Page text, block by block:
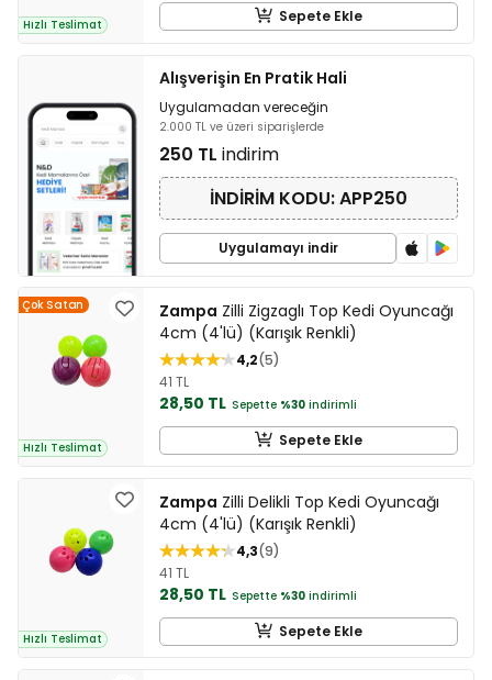
Hızlı Teslimat Sepete Ekle
Alışverişin En Pratik Hali
Uygulamadan vereceğin
2.000 TL ve üzeri siparişlerde
250 TL indirim
İNDİRİM KODU: APP250
Uygulamayı indir
Çok Satan
Hızlı Teslimat
Zampa Zilli Zigzaglı Top Kedi Oyuncağı
4cm (4'lü) (Karışık Renkli)
4,2 5
41 TL
28,50 TL Sepette %30 indirimli
Sepete Ekle
Hızlı Teslimat
Zampa Zilli Delikli Top Kedi Oyuncağı
4cm (4'lü) (Karışık Renkli)
4,3 9
41 TL
28,50 TL Sepette %30 indirimli
Sepete Ekle